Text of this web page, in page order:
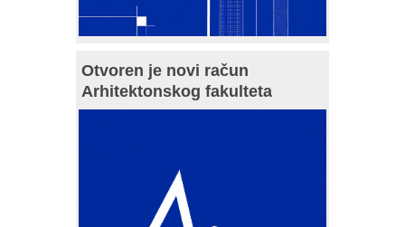
Otvoren je novi račun
Arhitektonskog fakulteta